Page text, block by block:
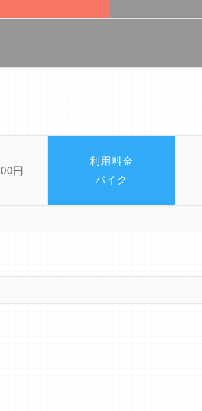
円
利用料金
バイク